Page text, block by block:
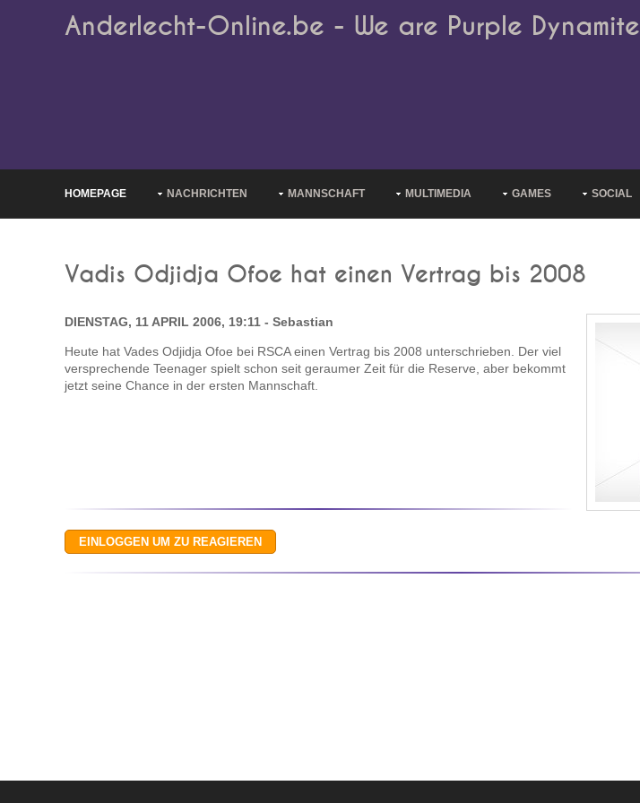
Anderlecht-Online.be - We are Purple Dynamite
HOMEPAGE NACHRICHTEN MANNSCHAFT MULTIMEDIA GAMES SOCIAL
Vadis Odjidja Ofoe hat einen Vertrag bis 2008
DIENSTAG, 11 APRIL 2006, 19:11 - Sebastian
Heute hat Vades Odjidja Ofoe bei RSCA einen Vertrag bis 2008 unterschrieben. Der viel
versprechende Teenager spielt schon seit geraumer Zeit für die Reserve, aber bekommt
jetzt seine Chance in der ersten Mannschaft.